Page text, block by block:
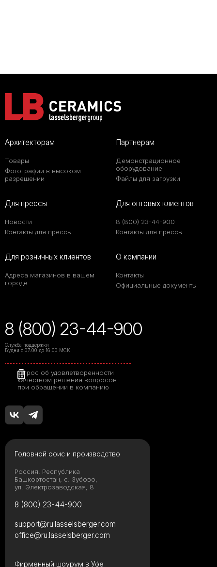
Архитекторам
Товары
Фотографии в высоком
разрешении
Партнерам
Демонстрационное
оборудование
Файлы для загрузки
Для прессы
Новости
Контакты для прессы
Для оптовых клиентов
8 (800) 23-44-900
Контакты для прессы
Для розничных клиентов
Адреса магазинов в вашем
городе
О компании
Контакты
Официальные документы
8 (800) 23-44-900
Служба поддержки
Будни с 07:00 до 16:00 МСК
Опрос об удовлетворенности
качеством решения вопросов
при обращении в компанию
Головной офис и производство
Россия, Республика
Башкортостан, с. Зубово,
ул. Электрозаводская, 8
8 (800) 23-44-900
Фирменный шоурум в Уфе
support@ru.lasselsberger.com
office@ru.lasselsberger.com